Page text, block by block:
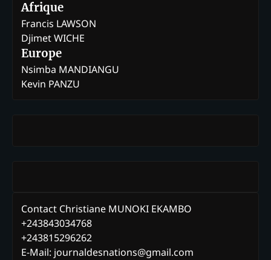
Afrique
Francis LAWSON
Djimet WICHE
Europe
Nsimba MANDIANGU
Kevin PANZU
Contact Christiane MUNOKI EKAMBO
+243843034768
+243815296262
E-Mail: journaldesnations@gmail.com